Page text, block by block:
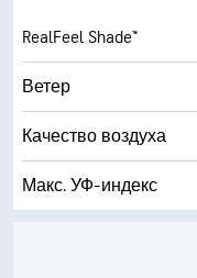
RealFeel Shade™
Ветер
Качество воздуха
Макс. УФ-индекс